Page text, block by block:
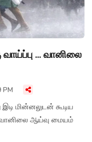
... வானிலை
PM
மின்னலுடன் கூடிய
ஆய்வு மையம்